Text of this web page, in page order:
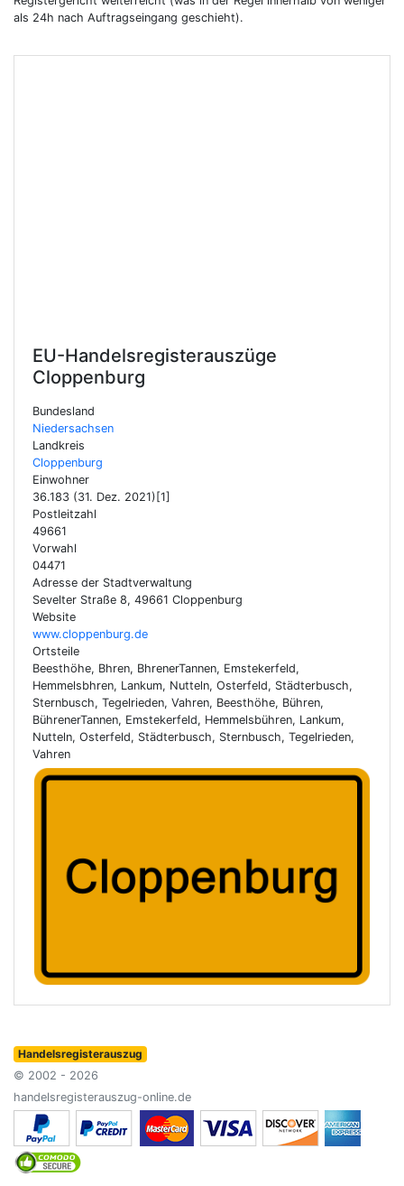
EU-Handelsregisterauszüge
Cloppenburg
Bundesland
Niedersachsen
Landkreis
Cloppenburg
Einwohner
36.183 (31. Dez. 2021)[1]
Postleitzahl
49661
Vorwahl
04471
Adresse der Stadtverwaltung
Sevelter Straße 8, 49661 Cloppenburg
Website
www.cloppenburg.de
Ortsteile
Beesthöhe, Bhren, BhrenerTannen, Emstekerfeld,
Hemmelsbhren, Lankum, Nutteln, Osterfeld, Städterbusch,
Sternbusch, Tegelrieden, Vahren, Beesthöhe, Bühren,
BührenerTannen, Emstekerfeld, Hemmelsbühren, Lankum,
Nutteln, Osterfeld, Städterbusch, Sternbusch, Tegelrieden,
Vahren
als 24h nach Auftragseingang geschieht).
Handelsregisterauszug
© 2002 - 2026
handelsregisterauszug-online.de